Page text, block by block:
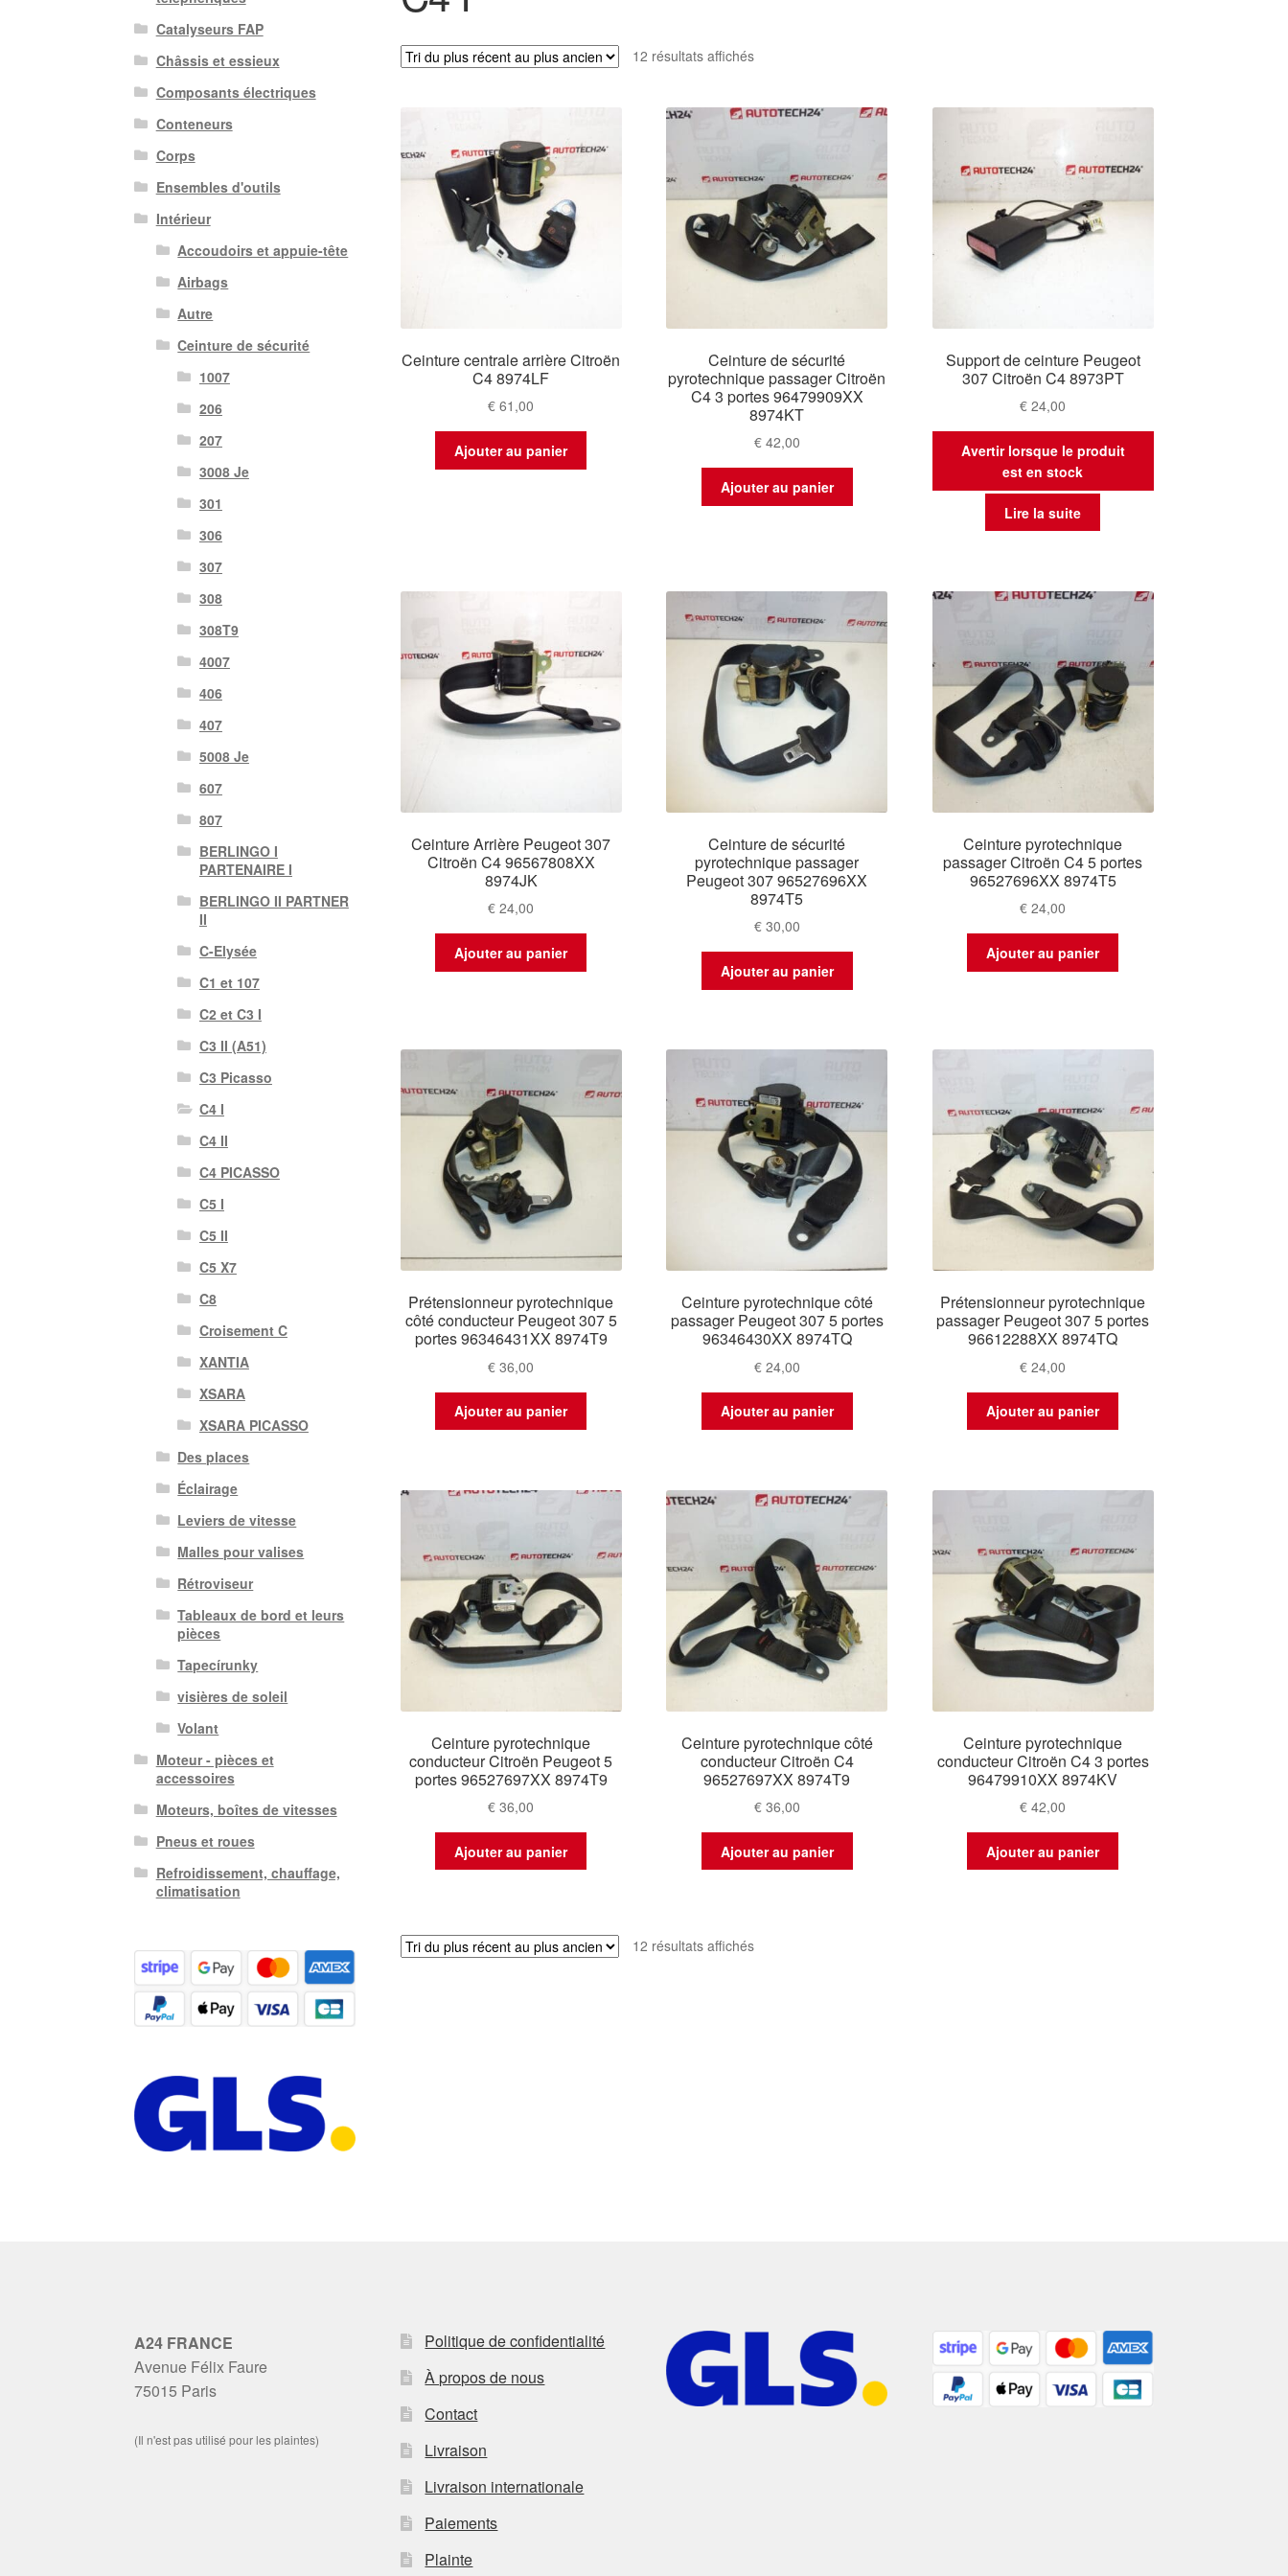
12 résultats affichésTrié
récent
ancien
Ceinture centrale arrière Citroën
C4 8974LF
€ 61,00
Ajouter au panier
Ceinture de sécurité
pyrotechnique passager Citroën
C4 3 portes 96479909XX
8974KT
€42,00
Ajouter au panier
Support de ceinture Peugeot
307 Citroën C4 8973PT
€ 24,00
Avertir lorsque le produit
est en stock
Lire la suite
Ceinture Arrière Peugeot 307
Citroën C4 96567808XX
8974JK
€ 24,00
Ajouter au panier
Ceinture de sécurité
pyrotechnique passager
Peugeot 307 96527696XX
8974T5
€30,00
Ajouter au panier
Ceinture pyrotechnique
passager Citroën C4 5 portes
96527696XX 8974T5
€ 24,00
Ajouter au panier
Prétensionneur pyrotechnique
côté conducteur Peugeot 307 5
portes 96346431XX 8974T9
€ 36,00
Ajouter au panier
Ceinture pyrotechnique côté
passager Peugeot 307 5 portes
96346430XX 8974TQ
€24,00
Ajouter au panier
Prétensionneur pyrotechnique
passager Peugeot 307 5 portes
96612288XX 8974TQ
€ 24,00
Ajouter au panier
Ceinture pyrotechnique
conducteur Citroën Peugeot 5
portes 96527697XX 8974T9
€ 36,00
Ajouter au panier
Ceinture pyrotechnique côté
conducteur Citroën C4
96527697XX 8974T9
€36,00
Ajouter au panier
Ceinture pyrotechnique
conducteur Citroën C4 3 portes
96479910XX 8974KV
€ 42,00
Ajouter au panier
12 résultats affichésTrié
Catalyseurs FAP
Châssis et essieux
Composants électriques
Conteneurs
Corps
Ensembles d'outils
Intérieur
Accoudoirs et appuie-tête
Airbags
Autre
Ceinture de sécurité
1007
206
207
3008 Je
301
306
307
308
308T9
4007
406
407
5008 Je
607
807
BERLINGO I
PARTENAIRE I
BERLINGO II PARTNER
II
C-Elysée
C1 et 107
C2 et C3 I
C3 II (A51)
C3 Picasso
C4 I
C4 II
C4 PICASSO
C5 I
C5 II
C5 X7
C8
Croisement C
XANTIA
XSARA
XSARA PICASSO
Des places
Éclairage
Leviers de vitesse
Malles pour valises
Rétroviseur
Tableaux de bord et leurs
pièces
Tapecírunky
visières de soleil
Volant
Moteur - pièces et
accessoires
Moteurs, boîtes de vitesses
Pneus et roues
Refroidissement, chauffage,
climatisation
A24 FRANCE
Avenue Félix Faure
75015 Paris
(Il n'est pas utilisé pour les plaintes)
Politique de confidentialité
À propos de nous
Contact
Livraison
Livraison internationale
Paiements
Plainte